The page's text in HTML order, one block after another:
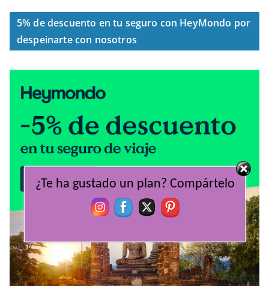
5% de descuento en tu seguro con HeyMondo por
despeinarte con nosotros
¿Te ha gustado un plan? Compártelo